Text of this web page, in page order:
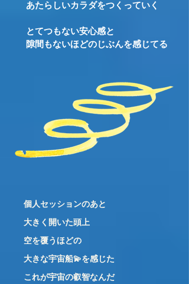
あたらしいカラダをつくっていく
とてつもない安心感と
隙間もないほどのじぶんを感じてる
個人セッションのあと
大きく開いた頭上
空を覆うほどの
大きな宇宙船💫を感じた
これが宇宙の叡智なんだ